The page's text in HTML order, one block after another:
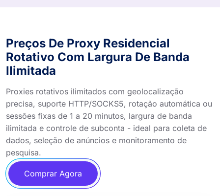
Preços De Proxy Residencial
Rotativo Com Largura De Banda
Ilimitada
Proxies rotativos ilimitados com geolocalização
precisa, suporte HTTP/SOCKS5, rotação automática ou
sessões fixas de 1 a 20 minutos, largura de banda
ilimitada e controle de subconta - ideal para coleta de
dados, seleção de anúncios e monitoramento de
pesquisa.
Comprar Agora